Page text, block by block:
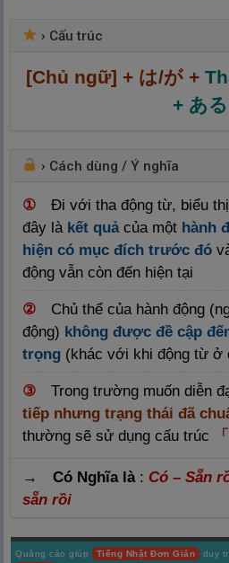
› Cấu trúc
[Chủ ngữ] + は/が +
+ ある
› Cách dùng / Ý nghĩa
① Đi với tha động từ, biểu
đây làkết quả của một hành
hiện có mục đích trước đó
động vẫn còn đến hiện tại
② Chủ thể của hành động
động) không được đề cập
trọng(khác với khi động từ ở
③ Trong trường muốn diễn
tiếp nhưng trạng thái đã
thường sẽ sử dụng cấu trúc
→ Có Nghĩa là: Có – Sẵn
sẵn rồi
Quảng cáo giúp Tiếng Nhật Đơn Giản duy